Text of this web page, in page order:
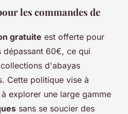
les commandes de
gratuite est offerte pour
dépassant 60€, ce qui
d'abayas
Cette politique vise à
explorer une large gamme
sans se soucier des